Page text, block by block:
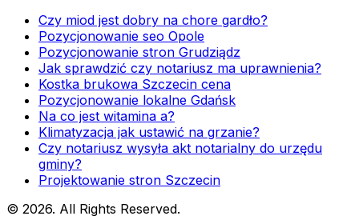
Czy miod jest dobry na chore gardło?
Pozycjonowanie seo Opole
Pozycjonowanie stron Grudziądz
Jak sprawdzić czy notariusz ma uprawnienia?
Kostka brukowa Szczecin cena
Pozycjonowanie lokalne Gdańsk
Na co jest witamina a?
Klimatyzacja jak ustawić na grzanie?
Czy notariusz wysyła akt notarialny do urzędu
gminy?
Projektowanie stron Szczecin
© 2026. All Rights Reserved.